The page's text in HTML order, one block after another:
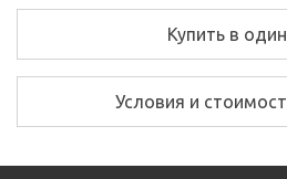
Купить в
Условия и